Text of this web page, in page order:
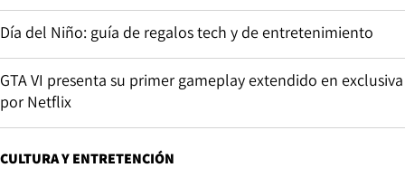
Día del Niño: guía de regalos tech y de entretenimiento
GTA VI presenta su primer gameplay extendido en exclusiva
por Netflix
CULTURA Y ENTRETENCIÓN